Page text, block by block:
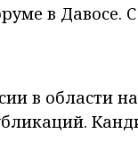
в Давосе. С
в области